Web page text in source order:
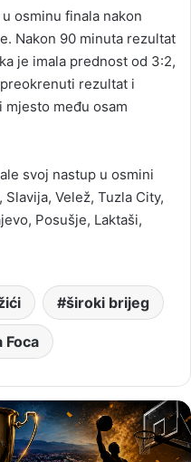
osminu finala nakon
Nakon 90 minuta rezultat
je imala prednost od 3:2,
rezultat i
među osam
svoj nastup u osmini
Velež, Tuzla City,
Posušje, Laktaši,
široki brijeg
Foca